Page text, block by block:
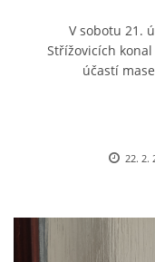
V sobotu 21.
Střížovicích
účastí
22. 2.